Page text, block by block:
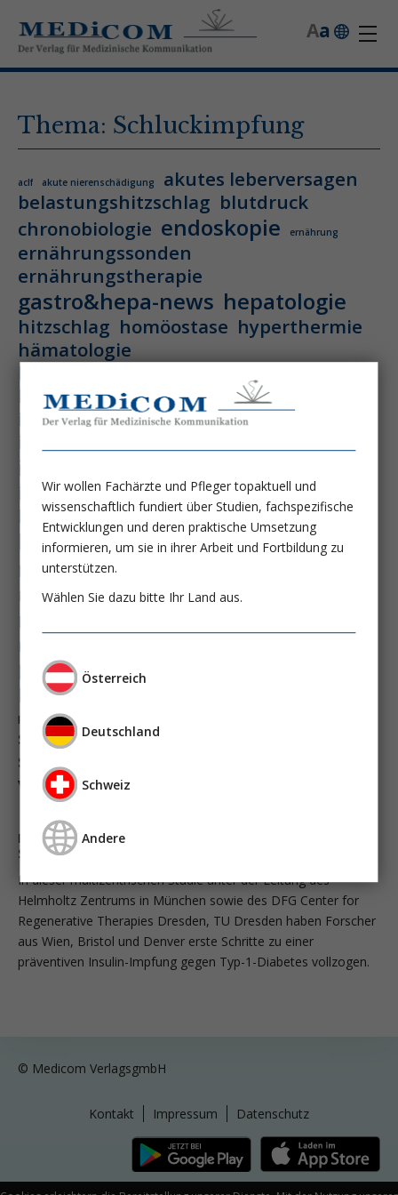
a
A
Thema: Schluckimpfung
aclf akute nierenschädigung
akutes leberversagen
belastungshitzschlag blutdruck
chronobiologie endoskopie ernährung
ernährungssonden
ernährungstherapie
gastro&hepa-news hepatologie
hitzschlag homöostase hyperthermie
hämatologie
hämatologische neoplasie
hämodynamische optimierung
immundysfunktion
immunosep-studie
intensiv-news
intensivstation intensivversorgung
kdigo-leitlinien lebernekrose
leberzirrhose mangelernährung
masld metabolische lebererkrankung
multiples myelom nasogastrale sonde
nephro-news
niereninsuffizienz
peg-implantationstechniken
perioperative nierenschädigung
pisces-studie
schluckstörung
septischer schock
vasopressortherapie
Diabetes mellitus Typ 1: Erste Erfolge mit einer oralen
Schluckimpfung
In dieser multizentrischen Studie unter der Leitung des
Helmholtz Zentrums in München sowie des DFG Center for
Regenerative Therapies Dresden, TU Dresden haben Forscher
aus Wien, Bristol und Denver erste Schritte zu einer
präventiven Insulin-Impfung gegen Typ-1-Diabetes vollzogen.
© Medicom VerlagsgmbH
Kontakt Impressum Datenschutz
Wir wollen Fachärzte und Pfleger topaktuell und
wissenschaftlich fundiert über Studien, fachspezifische
Entwicklungen und deren praktische Umsetzung
informieren, um sie in ihrer Arbeit und Fortbildung zu
unterstützen.
Wählen Sie dazu bitte Ihr Land aus.
Österreich
Deutschland
Schweiz
Andere